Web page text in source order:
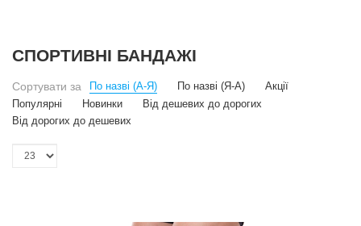
СПОРТИВНІ БАНДАЖІ
Сортувати за По назві (А-Я) По назві (Я-А)
Акції
Популярні
Новинки
Від дешевих до дорогих
Від дорогих до дешевих